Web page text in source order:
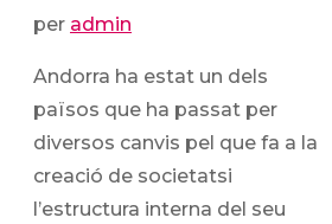
per admin
Andorra ha estat un dels
països que ha passat per
diversos canvis pel que fa a la
creació de societatsi
l’estructura interna del seu